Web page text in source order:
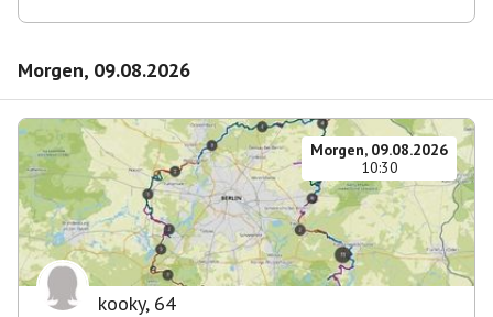
Morgen, 09.08.2026
Morgen, 09.08.2026
10:30
kooky, 64